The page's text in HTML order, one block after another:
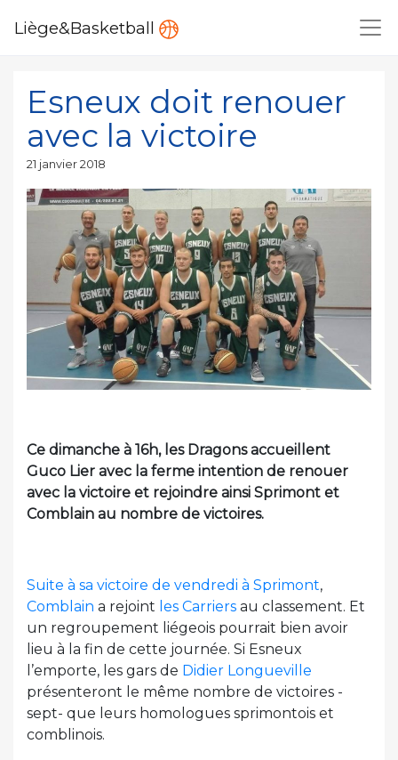
Liège&Basketball
Esneux doit renouer
avec la victoire
Publié
21 janvier 2018
Ce dimanche à 16h, les Dragons accueillent
Guco Lier avec la ferme intention de renouer
avec la victoire et rejoindre ainsi Sprimont et
Comblain au nombre de victoires.
Suite à sa victoire de vendredi à Sprimont,
Comblain a rejoint les Carriers au classement. Et
un regroupement liégeois pourrait bien avoir
lieu à la fin de cette journée. Si Esneux
l’emporte, les gars de Didier Longueville
présenteront le même nombre de victoires -
sept- que leurs homologues sprimontois et
comblinois.